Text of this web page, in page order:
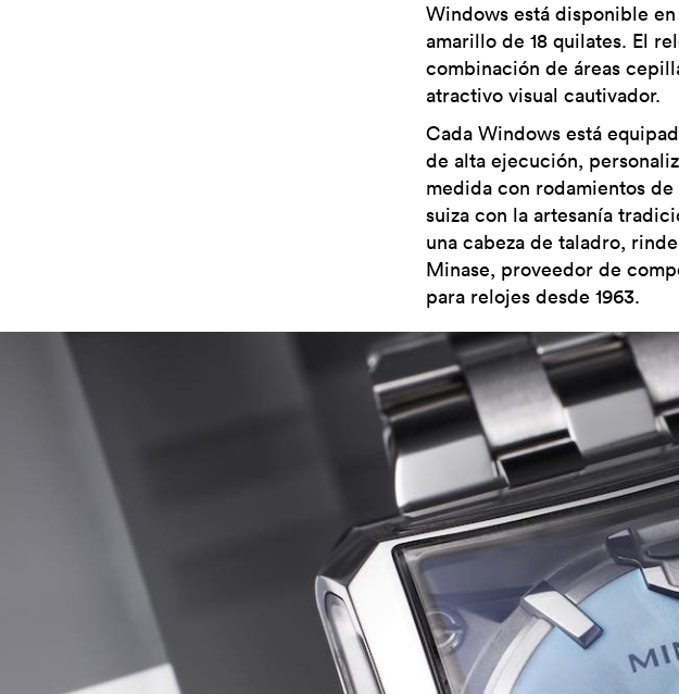
Windows está disponible
amarillo de 18 quilates. El
combinación de áreas
atractivo visual cautivador.
Cada Windows está
de alta ejecución,
medida con rodamientos
suiza con la artesanía
una cabeza de taladro,
Minase, proveedor de
para relojes desde 1963.